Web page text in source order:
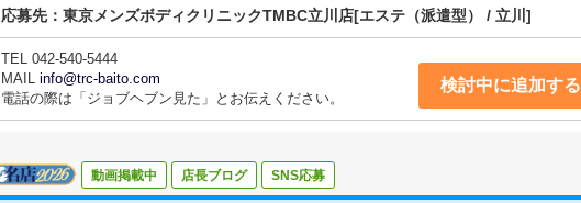
応募先： 東京メンズボディクリニックTMBC立川店[エステ（派遣型） / 立川]
TEL 042-540-5444
MAIL info@trc-baito.com
電話の際は「ジョブヘブン見た」とお伝えください。
検討中に追加する
動画掲載中 店長ブログ SNS応募